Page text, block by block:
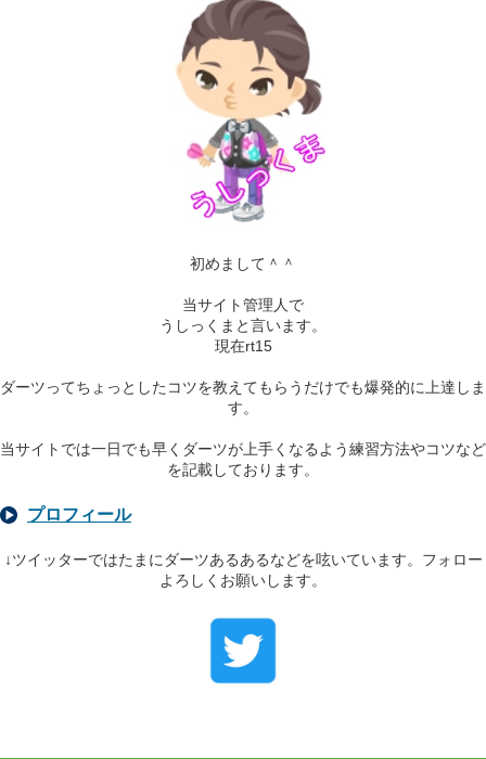
初めまして＾＾
当サイト管理人で
うしっくまと言います。
現在rt15
ダーツってちょっとしたコツを教えてもらうだけでも爆発的に上達しま
す。
当サイトでは一日でも早くダーツが上手くなるよう練習方法やコツなど
を記載しております。
プロフィール
↓ツイッターではたまにダーツあるあるなどを呟いています。フォロー
よろしくお願いします。